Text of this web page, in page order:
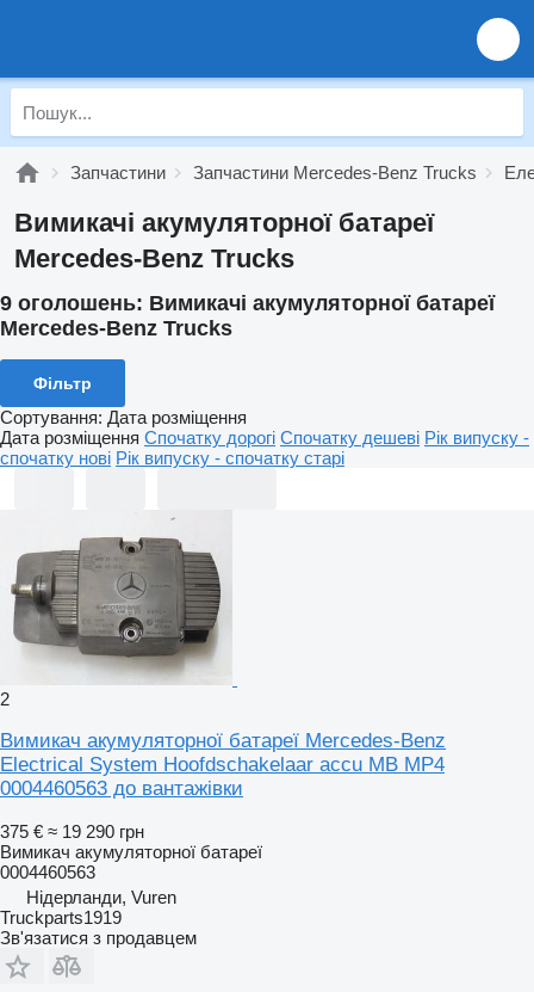
Запчастини Запчастини Mercedes-Benz Trucks
Вимикачі акумуляторної батареї
Mercedes-Benz Trucks
9 оголошень: Вимикачі акумуляторної батареї
Mercedes-Benz Trucks
Фільтр
Сортування: Дата розміщення
Дата розміщення Спочатку дорогі Спочатку дешеві Рік випуску -
спочатку нові Рік випуску - спочатку старі
2
Вимикач акумуляторної батареї Mercedes-Benz
Electrical System Hoofdschakelaar accu MB MP4
0004460563 до вантажівки
375 € ≈ 19 290 грн
Вимикач акумуляторної батареї
0004460563
Нідерланди, Vuren
Truckparts1919
Зв'язатися з продавцем